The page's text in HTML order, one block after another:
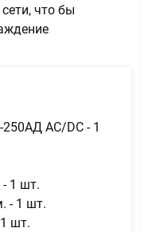
что бы
AC/DC - 1
1 шт.
- 1 шт.
шт.